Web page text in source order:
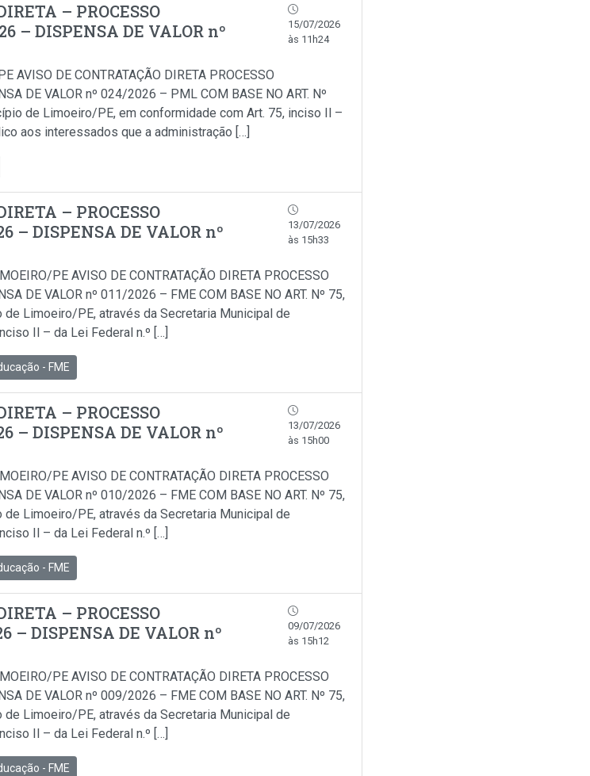
– PROCESSO
– DISPENSA DE VALOR nº
15/07/2026
às 11h24
AVISO DE CONTRATAÇÃO DIRETA PROCESSO
DE VALOR nº 024/2026 – PML COM BASE NO ART. Nº
de Limoeiro/PE, em conformidade com Art. 75, inciso Il –
aos interessados que a administração […]
– PROCESSO
– DISPENSA DE VALOR nº
13/07/2026
às 15h33
PE AVISO DE CONTRATAÇÃO DIRETA PROCESSO
DE VALOR nº 011/2026 – FME COM BASE NO ART. Nº 75,
de Limoeiro/PE, através da Secretaria Municipal de
Il – da Lei Federal n.º […]
- FME
– PROCESSO
– DISPENSA DE VALOR nº
13/07/2026
às 15h00
PE AVISO DE CONTRATAÇÃO DIRETA PROCESSO
DE VALOR nº 010/2026 – FME COM BASE NO ART. Nº 75,
de Limoeiro/PE, através da Secretaria Municipal de
Il – da Lei Federal n.º […]
- FME
– PROCESSO
– DISPENSA DE VALOR nº
09/07/2026
às 15h12
PE AVISO DE CONTRATAÇÃO DIRETA PROCESSO
DE VALOR nº 009/2026 – FME COM BASE NO ART. Nº 75,
de Limoeiro/PE, através da Secretaria Municipal de
Il – da Lei Federal n.º […]
- FME